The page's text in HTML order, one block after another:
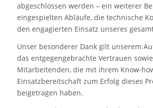
abgeschlossen werden – ein weiterer
eingespielten Abläufe, die technische
den engagierten Einsatz unseres
Unser besonderer Dank gilt unserem
das entgegengebrachte Vertrauen
Mitarbeitenden, die mit ihrem Know-
Einsatzbereitschaft zum Erfolg dieses
beigetragen haben.